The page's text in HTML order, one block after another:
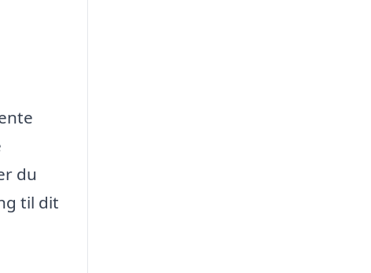
du
til dit